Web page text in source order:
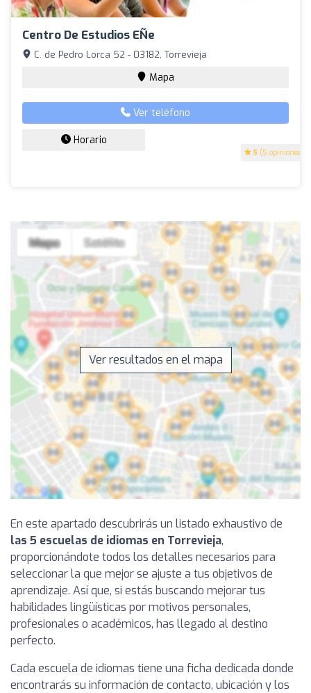
Centro De Estudios EÑe
5 (5 opiniones)
C. de Pedro Lorca 52 - 03182, Torrevieja
Mapa
Ver teléfono
Horario
Ver resultados en el mapa
En este apartado descubrirás un listado exhaustivo de
las 5 escuelas de idiomas en Torrevieja,
proporcionándote todos los detalles necesarios para
seleccionar la que mejor se ajuste a tus objetivos de
aprendizaje. Así que, si estás buscando mejorar tus
habilidades lingüísticas por motivos personales,
profesionales o académicos, has llegado al destino
perfecto.
Cada escuela de idiomas tiene una ficha dedicada donde
encontrarás su información de contacto, ubicación y los